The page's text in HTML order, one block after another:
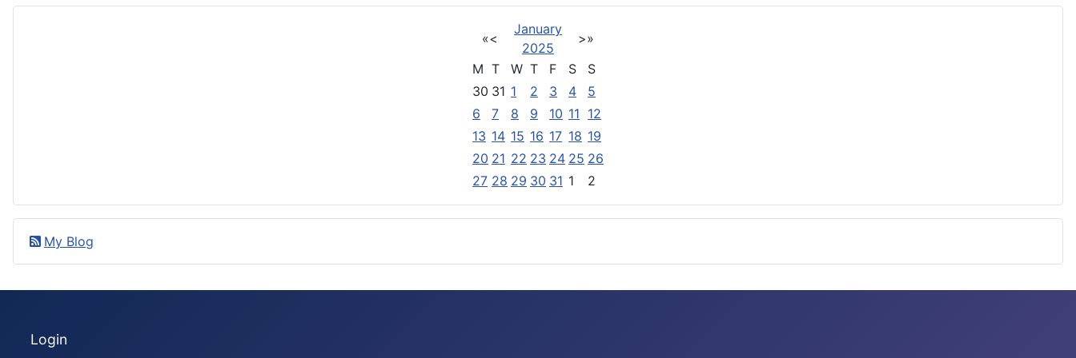
«<
January
2025
>»
M T W T F S
S
30 31 1 2 3 4
5
6
7 8 9 10 11 12
13 14 15 16 17 18 19
20 21 22 23 24 25 26
27 28 29 30 31 1 2
My Blog
Login